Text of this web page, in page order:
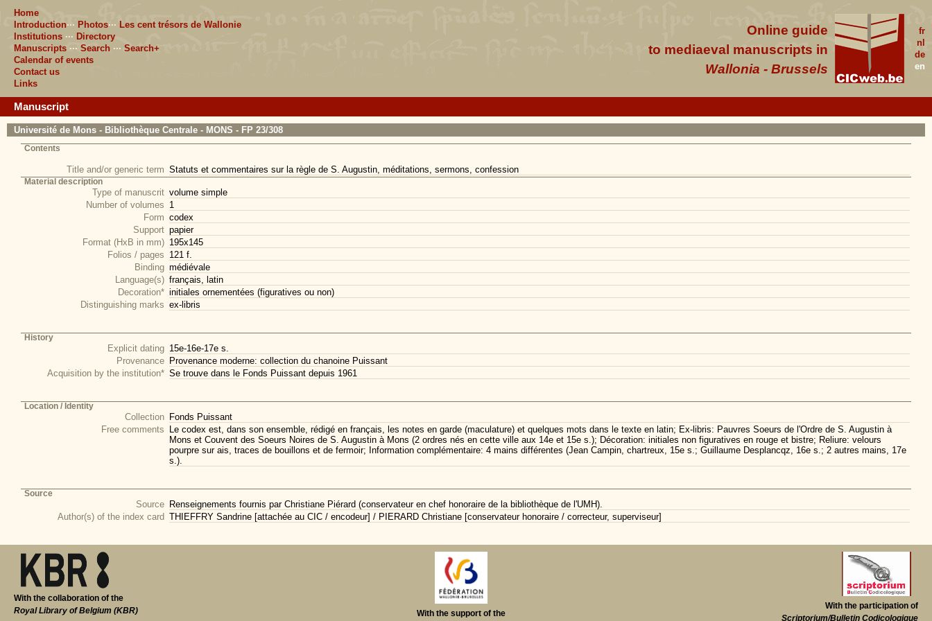
fr
nl
de
en
Online guide
to mediaeval manuscripts in
Wallonia - Brussels
Home
Introduction··· Photos··· Les cent trésors de Wallonie
Institutions ··· Directory
Manuscripts ··· Search ··· Search+
Calendar of events
Contact us
Links
Manuscript
Université de Mons - Bibliothèque Centrale - MONS - FP 23/308
Contents
Title and/or generic term Statuts et commentaires sur la règle de S. Augustin, méditations, sermons, confession
Material description
Type of manuscrit volume simple
Number of volumes 1
Form codex
Support papier
Format (HxB in mm) 195x145
Folios / pages 121 f.
Binding médiévale
Language(s) français, latin
Decoration* initiales ornementées (figuratives ou non)
Distinguishing marks ex-libris
History
Explicit dating 15e-16e-17e s.
Provenance Provenance moderne: collection du chanoine Puissant
Acquisition by the institution* Se trouve dans le Fonds Puissant depuis 1961
Location / Identity
Collection Fonds Puissant
Free comments
Le codex est, dans son ensemble, rédigé en français, les notes en garde (maculature) et quelques mots dans le texte en latin; Ex-libris: Pauvres Soeurs de l'Ordre de S. Augustin à
Mons et Couvent des Soeurs Noires de S. Augustin à Mons (2 ordres nés en cette ville aux 14e et 15e s.); Décoration: initiales non figuratives en rouge et bistre; Reliure: velours
pourpre sur ais, traces de bouillons et de fermoir; Information complémentaire: 4 mains différentes (Jean Campin, chartreux, 15e s.; Guillaume Desplancqz, 16e s.; 2 autres mains, 17e
s.).
Source
Source Renseignements fournis par Christiane Piérard (conservateur en chef honoraire de la bibliothèque de l'UMH).
Author(s) of the index card THIEFFRY Sandrine [attachée au CIC / encodeur] / PIERARD Christiane [conservateur honoraire / correcteur, superviseur]
With the support of the
With the collaboration of the
Royal Library of Belgium (KBR)
With the participation of
Scriptorium/Bulletin Codicologique